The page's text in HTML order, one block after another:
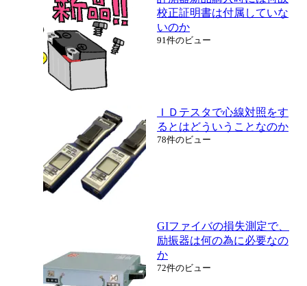
校正証明書は付属していな
いのか
91件のビュー
ＩＤテスタで心線対照をす
るとはどういうことなのか
78件のビュー
GIファイバの損失測定で、
励振器は何の為に必要なの
か
72件のビュー